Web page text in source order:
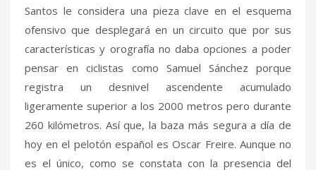
Santos le considera una pieza clave en el esquema
ofensivo que desplegará en un circuito que por sus
características y orografía no daba opciones a poder
pensar en ciclistas como Samuel Sánchez porque
registra un desnivel ascendente acumulado
ligeramente superior a los 2000 metros pero durante
260 kilómetros. Así que, la baza más segura a día de
hoy en el pelotón español es Oscar Freire. Aunque no
es el único, como se constata con la presencia del